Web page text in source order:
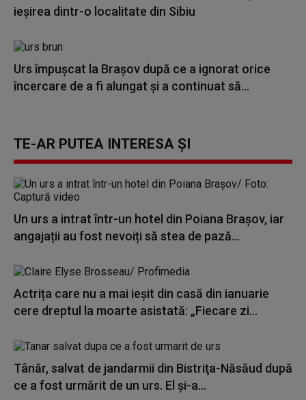
ieşirea dintr-o localitate din Sibiu
Urs împușcat la Brașov după ce a ignorat orice
încercare de a fi alungat și a continuat să...
TE-AR PUTEA INTERESA ȘI
Un urs a intrat într-un hotel din Poiana Brașov, iar
angajații au fost nevoiți să stea de pază...
Actrița care nu a mai ieșit din casă din ianuarie
cere dreptul la moarte asistată: „Fiecare zi...
Tânăr, salvat de jandarmii din Bistriţa-Năsăud după
ce a fost urmărit de un urs. El şi-a...